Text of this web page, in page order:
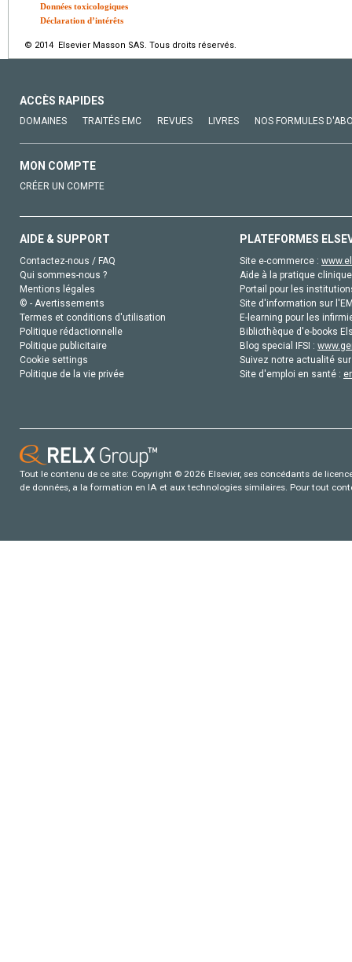
Données toxicologiques
Déclaration d’intérêts
© 2014 Elsevier Masson SAS. Tous droits réservés.
ACCÈS RAPIDES
DOMAINES TRAITÉS EMC REVUES LIVRES NOS FORMULES
MON COMPTE
CRÉER UN COMPTE
AIDE & SUPPORT
Contactez-nous / FAQ
Qui sommes-nous ?
Mentions légales
© - Avertissements
Termes et conditions d'utilisation
Politique rédactionnelle
Politique publicitaire
Cookie settings
Politique de la vie privée
PLATEFORMES
Site e-commerce :
Aide à la pratique
Portail pour les
Site d'information sur
E-learning pour les
Bibliothèque d'e-books
Blog special IFSI :
Suivez notre actualité
Site d'emploi en santé :
Tout le contenu de ce site: Copyright © 2026 Elsevier, ses concédants de
de données, a la formation en IA et aux technologies similaires. Pour tout